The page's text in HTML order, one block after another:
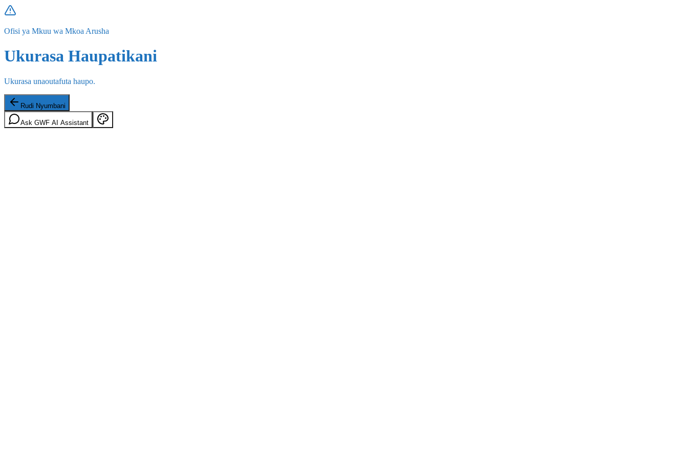
Ofisi ya Mkuu wa Mkoa Arusha
Ukurasa Haupatikani
Ukurasa unaoutafuta haupo.
Rudi Nyumbani
Ask GWF AI Assistant